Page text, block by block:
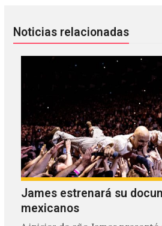
Noticias relacionadas
James estrenará su
mexicanos